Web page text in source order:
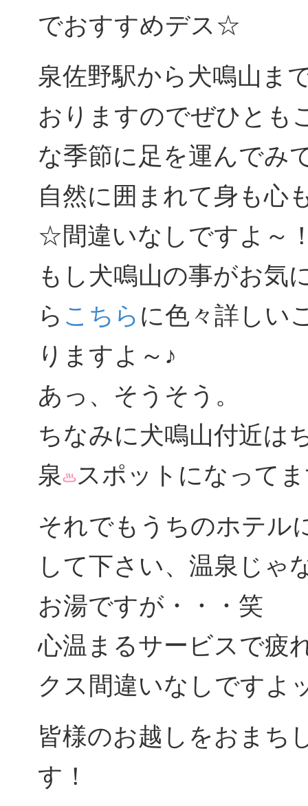
でおすすめデス☆
泉佐野駅から犬鳴山ま
おりますのでぜひとも
な季節に足を運んでみ
自然に囲まれて身も心
☆間違いなしですよ～
もし犬鳴山の事がお気
ら こちら に色々詳しい
りますよ～♪
あっ、そうそう。
ちなみに犬鳴山付近は
泉
スポットになって
それでもうちのホテル
して下さい、温泉じゃ
お湯ですが・・・笑
心温まるサービスで疲
クス間違いなしですよ
皆様のお越しをおまち
す！